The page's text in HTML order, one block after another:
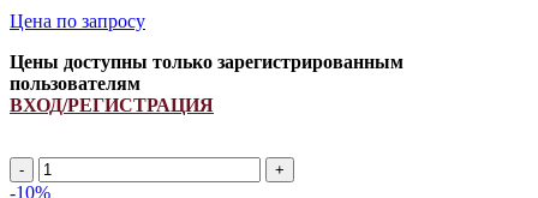
Цена по запросу
Цены доступны только зарегистрированным
пользователям
ВХОД/РЕГИСТРАЦИЯ
Ремень
667681.0/
-10%